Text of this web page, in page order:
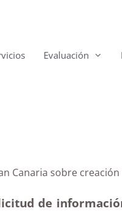
Evaluación
Canaria sobre
de